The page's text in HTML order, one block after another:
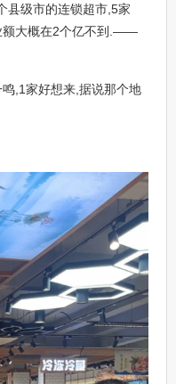
县级市的连锁超市,5家
额大概在2个亿不到.——
,1家好想来,据说那个地